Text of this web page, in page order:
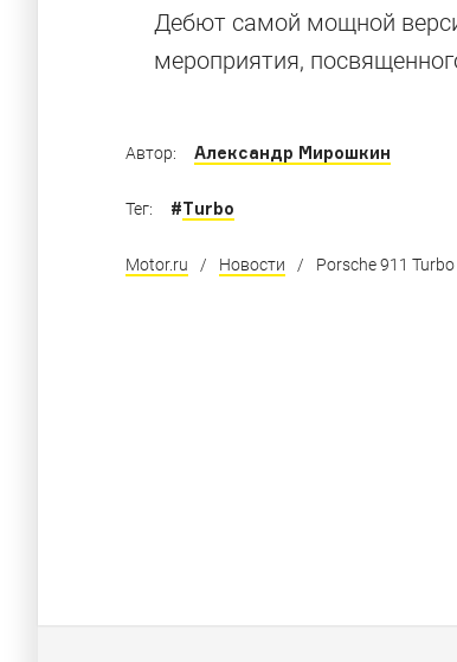
Дебют самой мощной
мероприятия,
Автор: Александр Мирошкин
Тег: #Turbo
Motor.ru / Новости / Porsche 911